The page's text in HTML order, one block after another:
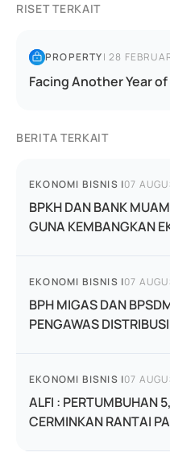
RISET TERKAIT
PROPERTY|28
Facing Another Year
BERITA TERKAIT
EKONOMI BISNIS |07
BPKH DAN BANK
GUNA KEMBANGKAN
EKONOMI BISNIS |07
BPH MIGAS DAN
PENGAWAS
EKONOMI BISNIS |07
ALFI : PERTUMBUHAN
CERMINKAN RANTAI